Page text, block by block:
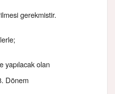
gerekmistir.
yapılacak olan
Dönem